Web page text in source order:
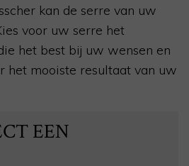
kan de serre van uw
voor uw serre het
het best bij uw wensen en
het mooiste resultaat van uw
EEN